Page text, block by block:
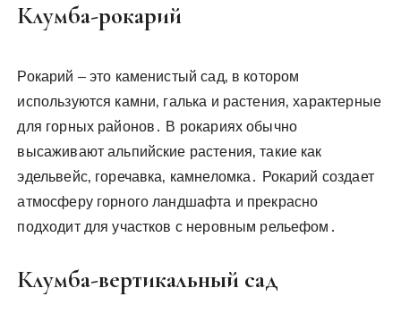
Клумба-рокарий
Рокарий – это каменистый сад‚ в котором
используются камни‚ галька и растения‚ характерные
для горных районов․ В рокариях обычно
высаживают альпийские растения‚ такие как
эдельвейс‚ горечавка‚ камнеломка․ Рокарий создает
атмосферу горного ландшафта и прекрасно
подходит для участков с неровным рельефом․
Клумба-вертикальный сад